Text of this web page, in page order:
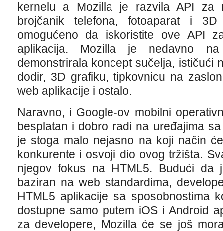
kernelu a Mozilla je razvila API za
brojčanik telefona, fotoaparat i
omogućeno da iskoristite ove API
aplikacija. Mozilla je nedavno
demonstrirala koncept sučelja, ističući
dodir, 3D grafiku, tipkovnicu na
web aplikacije i ostalo.
Naravno, i Google-ov mobilni
besplatan i dobro radi na uređajima
je stoga malo nejasno na koji način
konkurente i osvoji dio ovog tržišta.
njegov fokus na HTML5. Budući da
baziran na web standardima,
HTML5 aplikacije sa sposobnostima
dostupne samo putem iOS i Android
za developere, Mozilla će se još